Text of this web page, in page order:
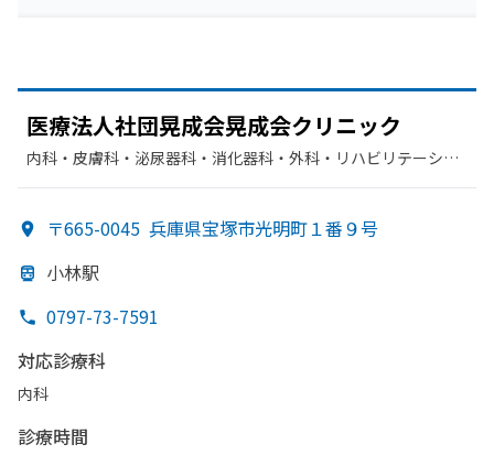
医療法人社団晃成会晃成会クリニック
内科・​皮膚科・​泌尿器科・​消化器科・​外科・​リハビリテーショ
〒665-0045 兵庫県宝塚市光明町１番９号
小林駅
0797-73-7591
対応診療科
内科
診療時間